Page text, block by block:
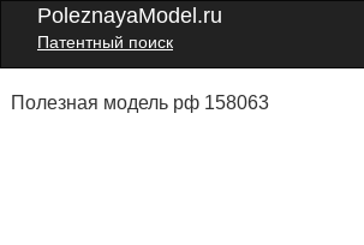
PoleznayaModel.ru
Патентный поиск
Полезная модель рф 158063